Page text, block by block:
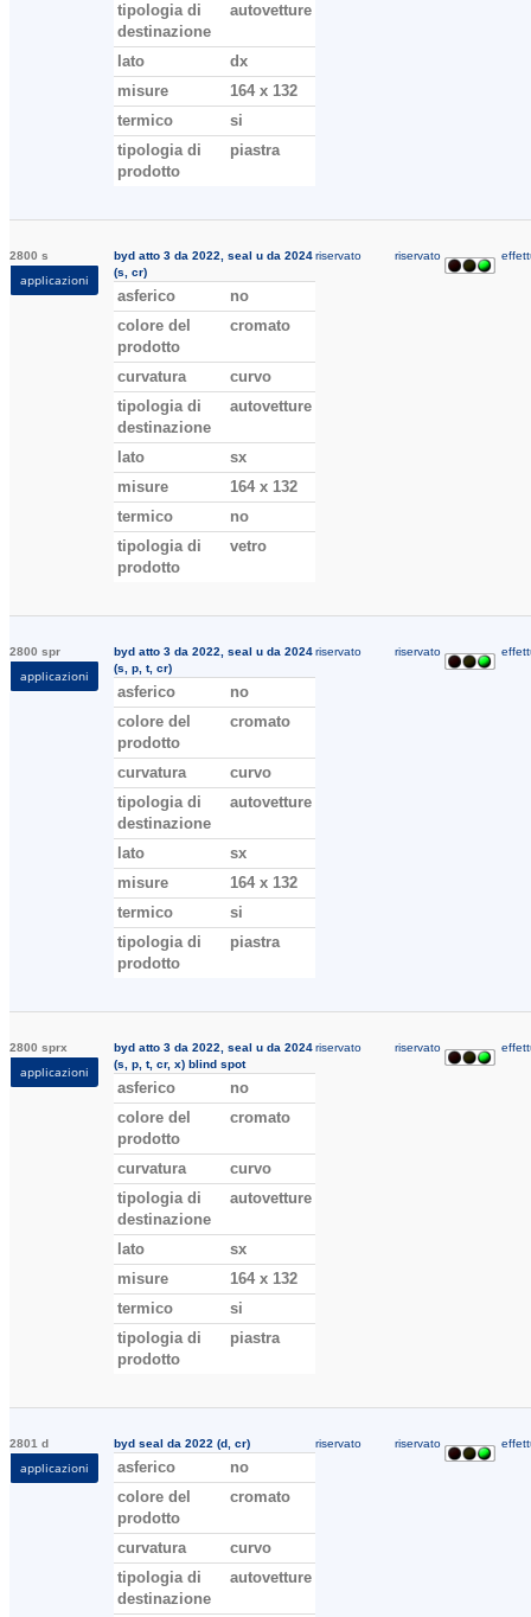
tipologia di
destinazione
autovetture
lato
dx
misure
164 x 132
termico
si
tipologia di
prodotto
piastra
2800 s
applicazioni
byd atto 3 da 2022, seal u da 2024
(s, cr)
asferico
no
colore del
prodotto
cromato
curvatura
curvo
tipologia di
destinazione
autovetture
lato
sx
misure
164 x 132
termico
no
tipologia di
prodotto
vetro
riservato riservato
2800 spr
applicazioni
byd atto 3 da 2022, seal u da 2024
(s, p, t, cr)
asferico
no
colore del
prodotto
cromato
curvatura
curvo
tipologia di
destinazione
autovetture
lato
sx
misure
164 x 132
termico
si
tipologia di
prodotto
piastra
riservato riservato
2800 sprx
applicazioni
byd atto 3 da 2022, seal u da 2024
(s, p, t, cr, x) blind spot
asferico
no
colore del
prodotto
cromato
curvatura
curvo
tipologia di
destinazione
autovetture
lato
sx
misure
164 x 132
termico
si
tipologia di
prodotto
piastra
riservato riservato
2801 d
applicazioni
byd seal da 2022 (d, cr)
asferico
no
colore del
prodotto
cromato
curvatura
curvo
tipologia di
destinazione
autovetture
riservato riservato